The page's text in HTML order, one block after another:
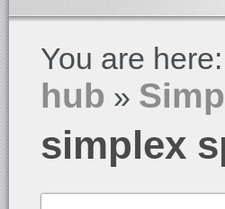
You are here:
hub »
simplex